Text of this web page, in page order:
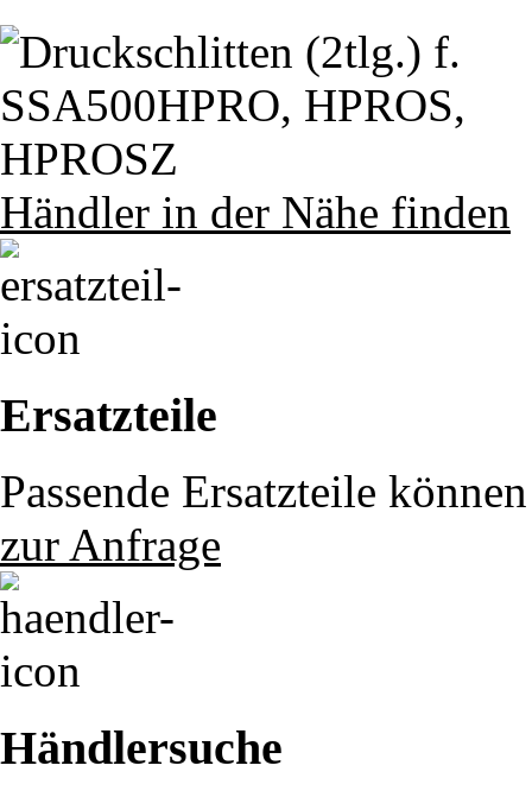
Händler in der Nähe finden
Ersatzteile
Passende Ersatzteile
zur Anfrage
Händlersuche